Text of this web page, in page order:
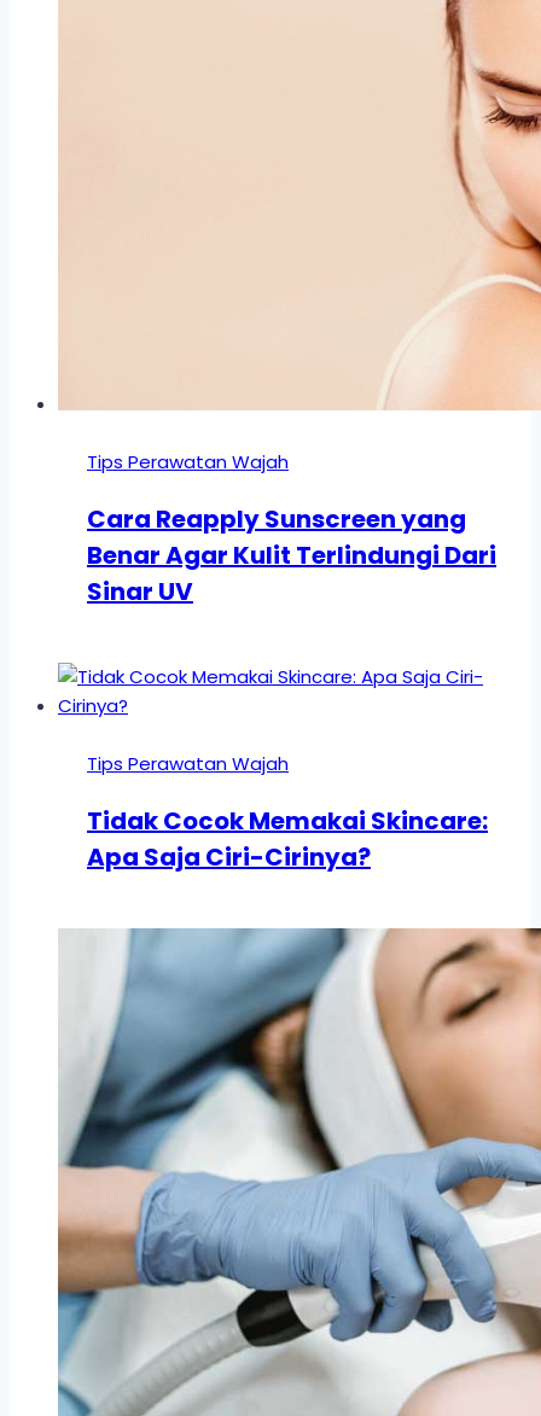
Tips Perawatan Wajah
Cara Reapply Sunscreen yang
Benar Agar Kulit Terlindungi Dari
Sinar UV
Tips Perawatan Wajah
Tidak Cocok Memakai Skincare:
Apa Saja Ciri-Cirinya?